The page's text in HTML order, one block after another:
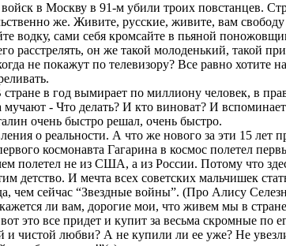
в Москву в 91-м убили троих повстанцев.
же. Живите, русские, живите, вам
водку, сами себя кромсайте в пьяной
расстрелять, он же такой молоденький, такой
не покажут по телевизору? Все равно
в год вымирает по миллиону человек, в
мучают - Что делать? И кто виноват? И
очень быстро решал, очень быстро.
о реальности. А что же нового за эти 15 лет
космонавта Гагарина в космос полетел
полетел не из США, а из России. Потому что
детство. И мечта всех советских мальчишек
чем сейчас “Звездные войны”. (Про Алису
кажется ли вам, дорогие мои, что живем мы в
это все придет и купит за весьма скромные по
чистой любви? А не купили ли ее уже? Не